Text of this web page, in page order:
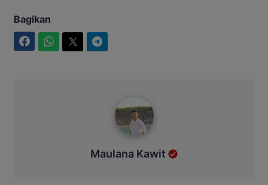
Bagikan
Maulana Kawit